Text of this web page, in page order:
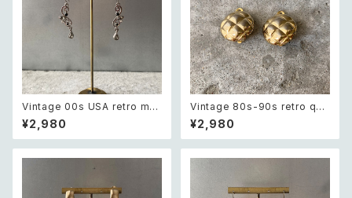
Vintage 00s USA retro mo
notone bijou classical des
ign pierce レトロ アメリカ ヴ
ィンテージ アクセサリー モノト
イン ピアス/イヤリング
¥2,980
Vintage 80s-90s retro quil
ting design earring レトロ
ヴィンテージ アクセサリー ゴー
ルド キルティング デザイン イヤ
¥2,980